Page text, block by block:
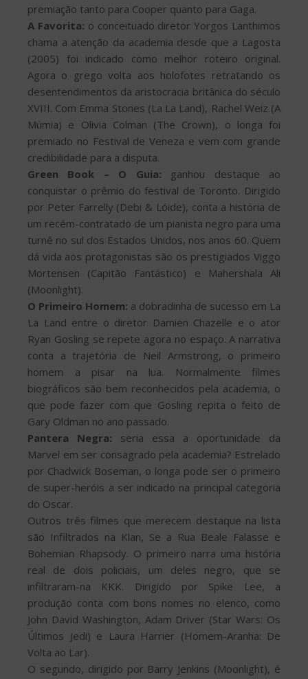
premiação tanto para Cooper quanto para Gaga.
A Favorita: o conceituado diretor Yorgos Lanthimos
chama a atenção da academia desde que a Lagosta
(2005) foi indicado como melhor roteiro original.
Agora o grego volta aos holofotes retratando os
desentendimentos da aristocracia britânica do século
XVIII. Com Emma Stones (La La Land), Rachel Weiz (A
Múmia) e Olivia Colman (The Crown), o longa foi
premiado no Festival de Veneza e vem com grande
credibilidade para a disputa.
Green Book – O Guia: ganhou destaque ao
conquistar o prêmio do festival de Toronto. Dirigido
por Peter Farrelly (Debi & Lóide), conta a história de
um recém-contratado de um pianista negro para uma
turnê no sul dos Estados Unidos, nos anos 60. Quem
dá vida aos protagonistas são os prestigiados Viggo
Mortensen (Capitão Fantástico) e Mahershala Ali
(Moonlight).
O Primeiro Homem: a dobradinha de sucesso em La
La Land entre o diretor Damien Chazelle e o ator
Ryan Gosling se repete agora no espaço. A narrativa
conta a trajetória de Neil Armstrong, o primeiro
homem a pisar na lua. Normalmente filmes
biográficos são bem reconhecidos pela academia, o
que pode fazer com que Gosling repita o feito de
Gary Oldman no ano passado.
Pantera Negra: seria essa a oportunidade da
Marvel em ser consagrado pela academia? Estrelado
por Chadwick Boseman, o longa pode ser o primeiro
de super-heróis a ser indicado na principal categoria
do Oscar.
Outros três filmes que merecem destaque na lista
são Infiltrados na Klan, Se a Rua Beale Falasse e
Bohemian Rhapsody. O primeiro narra uma história
real de dois policiais, um deles negro, que se
infiltraram-na KKK. Dirigido por Spike Lee, a
produção conta com bons nomes no elenco, como
John David Washington, Adam Driver (Star Wars: Os
Últimos Jedi) e Laura Harrier (Homem-Aranha: De
Volta ao Lar).
O segundo, dirigido por Barry Jenkins (Moonlight), é